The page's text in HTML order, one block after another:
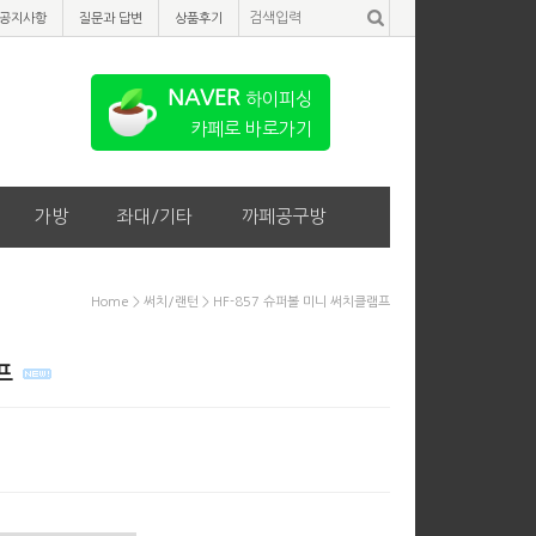
공지사항 질문과 답변 상품후기
가방 좌대/기타 까페공구방
NAVER 하이피싱
카페로 바로가기
Home > 써치/랜턴 > HF-857 슈퍼볼 미니 써치클램프